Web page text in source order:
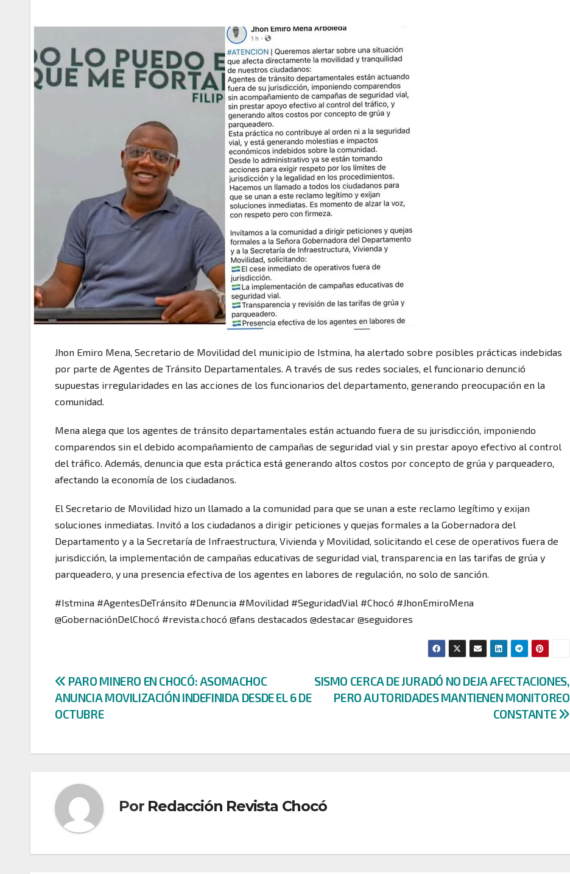
Jhon Emiro Mena, Secretario de Movilidad del municipio de Istmina, ha alertado sobre posibles prácticas indebidas
por parte de Agentes de Tránsito Departamentales. A través de sus redes sociales, el funcionario denunció
supuestas irregularidades en las acciones de los funcionarios del departamento, generando preocupación en la
comunidad.
Mena alega que los agentes de tránsito departamentales están actuando fuera de su jurisdicción, imponiendo
comparendos sin el debido acompañamiento de campañas de seguridad vial y sin prestar apoyo efectivo al control
del tráfico. Además, denuncia que esta práctica está generando altos costos por concepto de grúa y parqueadero,
afectando la economía de los ciudadanos.
El Secretario de Movilidad hizo un llamado a la comunidad para que se unan a este reclamo legítimo y exijan
soluciones inmediatas. Invitó a los ciudadanos a dirigir peticiones y quejas formales a la Gobernadora del
Departamento y a la Secretaría de Infraestructura, Vivienda y Movilidad, solicitando el cese de operativos fuera de
jurisdicción, la implementación de campañas educativas de seguridad vial, transparencia en las tarifas de grúa y
parqueadero, y una presencia efectiva de los agentes en labores de regulación, no solo de sanción.
#Istmina #AgentesDeTránsito #Denuncia #Movilidad #SeguridadVial #Chocó #JhonEmiroMena
@GobernaciónDelChocó #revista.chocó @fans destacados @destacar @seguidores
Navegación
de
SISMO CERCA DE JURADÓ NO DEJA AFECTACIONES,
PERO AUTORIDADES MANTIENEN MONITOREO
CONSTANTE
PARO MINERO EN CHOCÓ: ASOMACHOC
ANUNCIA MOVILIZACIÓN INDEFINIDA DESDE EL 6 DE
OCTUBRE
Por Redacción Revista Chocó